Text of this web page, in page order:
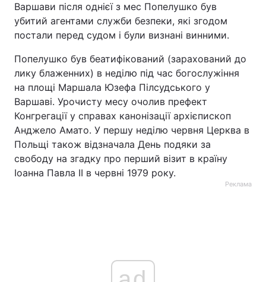
Варшави після однієї з мес Попелушко був
убитий агентами служби безпеки, які згодом
постали перед судом і були визнані винними.
Попелушко був беатифікований (зарахований до
лику блаженних) в неділю під час богослужіння
на площі Маршала Юзефа Пілсудського у
Варшаві. Урочисту месу очолив префект
Конгрегації у справах канонізації архієпископ
Анджело Амато. У першу неділю червня Церква в
Польщі також відзначала День подяки за
свободу на згадку про перший візит в країну
Іоанна Павла II в червні 1979 року.
Реклама